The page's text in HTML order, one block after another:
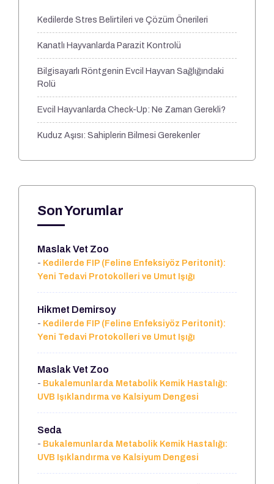
Kedilerde Stres Belirtileri ve Çözüm Önerileri
Kanatlı Hayvanlarda Parazit Kontrolü
Bilgisayarlı Röntgenin Evcil Hayvan Sağlığındaki
Rolü
Evcil Hayvanlarda Check-Up: Ne Zaman Gerekli?
Kuduz Aşısı: Sahiplerin Bilmesi Gerekenler
Son Yorumlar
Maslak Vet Zoo
- Kedilerde FIP (Feline Enfeksiyöz Peritonit):
Yeni Tedavi Protokolleri ve Umut Işığı
Hikmet Demirsoy
- Kedilerde FIP (Feline Enfeksiyöz Peritonit):
Yeni Tedavi Protokolleri ve Umut Işığı
Maslak Vet Zoo
- Bukalemunlarda Metabolik Kemik Hastalığı:
UVB Işıklandırma ve Kalsiyum Dengesi
Seda
- Bukalemunlarda Metabolik Kemik Hastalığı:
UVB Işıklandırma ve Kalsiyum Dengesi